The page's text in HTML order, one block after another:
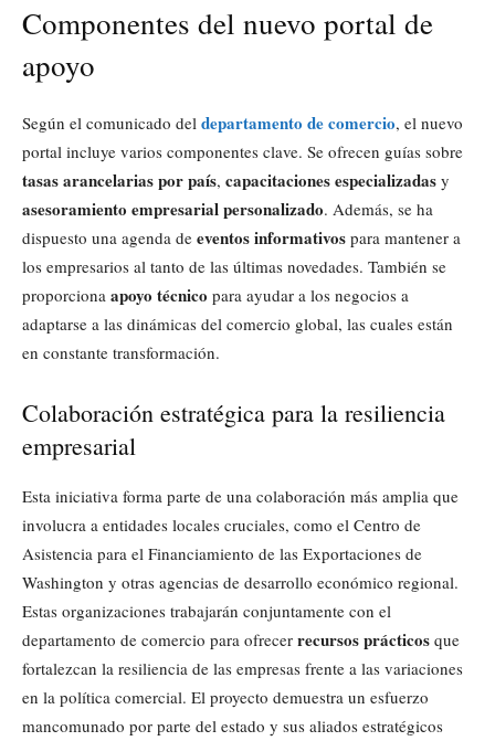
Componentes del nuevo portal de
apoyo
Según el comunicado del departamento de comercio, el nuevo
portal incluye varios componentes clave. Se ofrecen guías sobre
tasas arancelarias por país, capacitaciones especializadas y
asesoramiento empresarial personalizado. Además, se ha
dispuesto una agenda de eventos informativos para mantener a
los empresarios al tanto de las últimas novedades. También se
proporciona apoyo técnico para ayudar a los negocios a
adaptarse a las dinámicas del comercio global, las cuales están
en constante transformación.
Colaboración estratégica para la resiliencia
empresarial
Esta iniciativa forma parte de una colaboración más amplia que
involucra a entidades locales cruciales, como el Centro de
Asistencia para el Financiamiento de las Exportaciones de
Washington y otras agencias de desarrollo económico regional.
Estas organizaciones trabajarán conjuntamente con el
departamento de comercio para ofrecer recursos prácticos que
fortalezcan la resiliencia de las empresas frente a las variaciones
en la política comercial. El proyecto demuestra un esfuerzo
mancomunado por parte del estado y sus aliados estratégicos